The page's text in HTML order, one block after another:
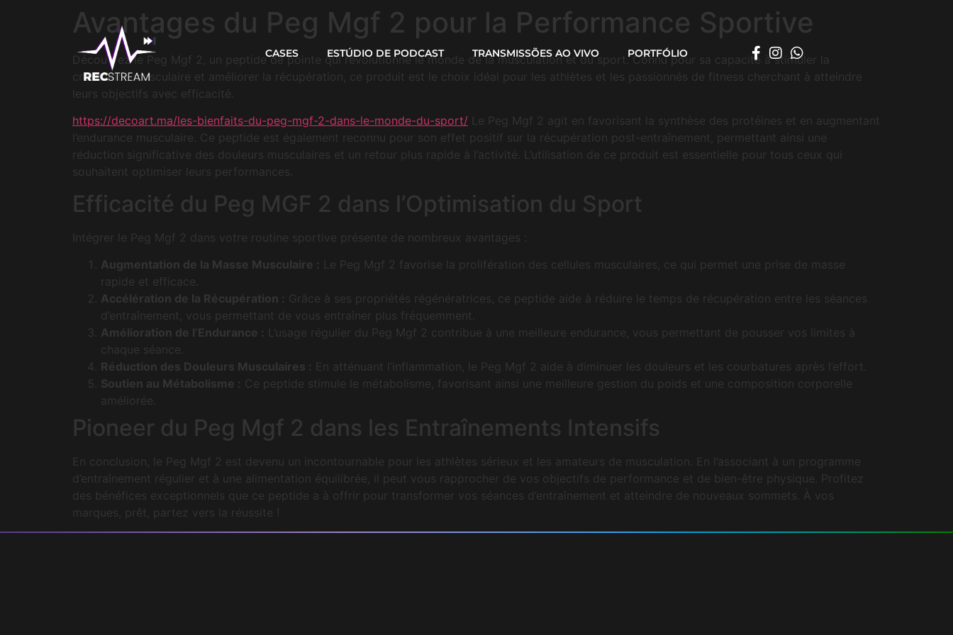
CASES ESTÚDIO DE PODCAST TRANSMISSÕES AO VIVO PORTFÓLIO
Avantages du Peg Mgf 2 pour la Performance Sportive
Découvrez le Peg Mgf 2, un peptide de pointe qui révolutionne le monde de la musculation et du sport. Connu pour sa capacité à stimuler la
croissance musculaire et améliorer la récupération, ce produit est le choix idéal pour les athlètes et les passionnés de fitness cherchant à atteindre
leurs objectifs avec efficacité.
https://decoart.ma/les-bienfaits-du-peg-mgf-2-dans-le-monde-du-sport/ Le Peg Mgf 2 agit en favorisant la synthèse des protéines et en augmentant
l’endurance musculaire. Ce peptide est également reconnu pour son effet positif sur la récupération post-entraînement, permettant ainsi une
réduction significative des douleurs musculaires et un retour plus rapide à l’activité. L’utilisation de ce produit est essentielle pour tous ceux qui
souhaitent optimiser leurs performances.
Efficacité du Peg MGF 2 dans l’Optimisation du Sport
Intégrer le Peg Mgf 2 dans votre routine sportive présente de nombreux avantages :
Augmentation de la Masse Musculaire : Le Peg Mgf 2 favorise la prolifération des cellules musculaires, ce qui permet une prise de masse
rapide et efficace.
Accélération de la Récupération : Grâce à ses propriétés régénératrices, ce peptide aide à réduire le temps de récupération entre les séances
d’entraînement, vous permettant de vous entraîner plus fréquemment.
Amélioration de l’Endurance : L’usage régulier du Peg Mgf 2 contribue à une meilleure endurance, vous permettant de pousser vos limites à
chaque séance.
Réduction des Douleurs Musculaires : En atténuant l’inflammation, le Peg Mgf 2 aide à diminuer les douleurs et les courbatures après l’effort.
Soutien au Métabolisme : Ce peptide stimule le métabolisme, favorisant ainsi une meilleure gestion du poids et une composition corporelle
améliorée.
Pioneer du Peg Mgf 2 dans les Entraînements Intensifs
En conclusion, le Peg Mgf 2 est devenu un incontournable pour les athlètes sérieux et les amateurs de musculation. En l’associant à un programme
d’entraînement régulier et à une alimentation équilibrée, il peut vous rapprocher de vos objectifs de performance et de bien-être physique. Profitez
des bénéfices exceptionnels que ce peptide a à offrir pour transformer vos séances d’entraînement et atteindre de nouveaux sommets. À vos
marques, prêt, partez vers la réussite !